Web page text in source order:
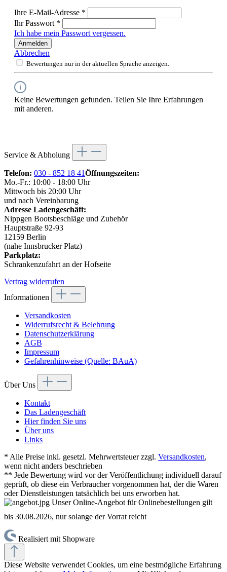
Ihre E-Mail-Adresse *
Ihr Passwort *
Ich habe mein Passwort vergessen.
Anmelden
Abbrechen
Bewertungen nur in der aktuellen Sprache anzeigen.
Keine Bewertungen gefunden. Teilen Sie Ihre Erfahrungen
mit anderen.
Service & Abholung
Telefon: 030 - 852 18 41Öffnungszeiten:
Mo.-Fr.: 10:00 - 18:00 Uhr
Mittwoch bis 20:00 Uhr
und nach Vereinbarung
Adresse Ladengeschäft:
Nippgen Bootsbeschläge und Zubehör
Hauptstraße 92-93
12159 Berlin
(nahe Innsbrucker Platz)
Parkplatz:
Schrankenzufahrt an der Hofseite
Vertrag widerrufen
Informationen
Versandkosten
Widerrufsrecht & Belehrung
Datenschutzerklärung
AGB
Impressum
Gefahrenhinweise (Quelle: BAuA)
Über Uns
Kontakt
Das Ladengeschäft
Hier finden Sie uns
Über uns
Links
* Alle Preise inkl. gesetzl. Mehrwertsteuer zzgl. Versandkosten,
wenn nicht anders beschrieben
** Jede Bewertung wird vor der Veröffentlichung individuell darauf
geprüft, ob diese ein Verbraucher vorgenommen hat, der die Waren
oder Dienstleistungen tatsächlich bei uns erworben hat.
Unser Online-Angebot für Onlinebestellungen gilt
bis 30.08.2026, nur solange der Vorrat reicht
Realisiert mit Shopware
Diese Website verwendet Cookies, um eine bestmögliche Erfahrung